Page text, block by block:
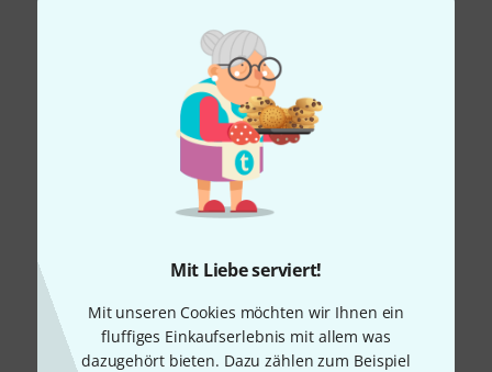
Mit Liebe serviert!
Mit unseren Cookies möchten wir Ihnen ein
fluffiges Einkaufserlebnis mit allem was
dazugehört bieten. Dazu zählen zum Beispiel